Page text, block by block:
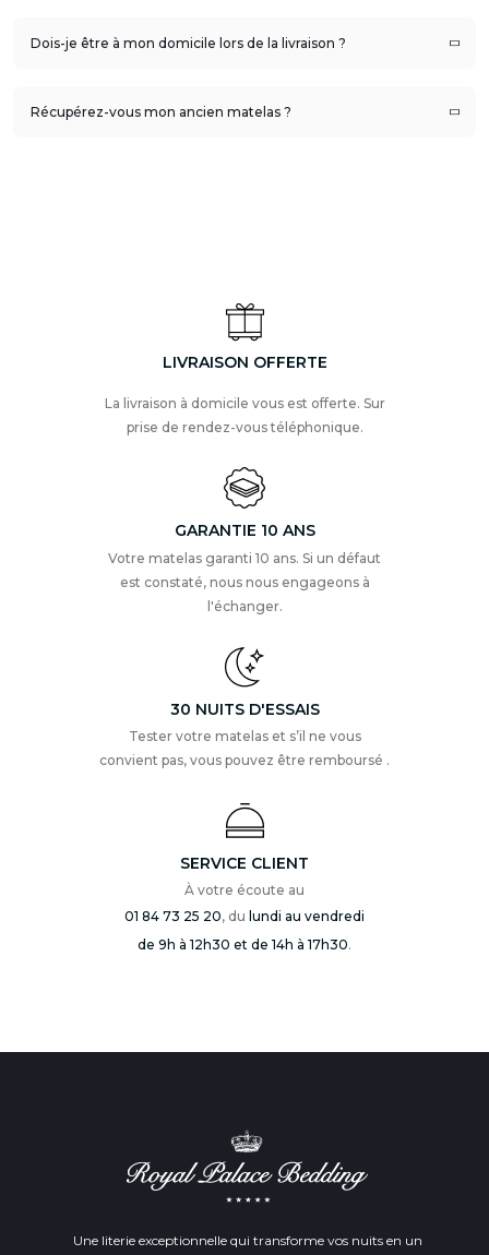
Dois-je être à mon domicile lors de la livraison ?
Récupérez-vous mon ancien matelas ?
LIVRAISON OFFERTE
La livraison à domicile vous est offerte. Sur
prise de rendez-vous téléphonique.
GARANTIE 10 ANS
Votre matelas garanti 10 ans. Si un défaut
est constaté, nous nous engageons à
l'échanger.
30 NUITS D'ESSAIS
Tester votre matelas et s’il ne vous
convient pas, vous pouvez être remboursé .
SERVICE CLIENT
À votre écoute au
01 84 73 25 20, du lundi au vendredi
de 9h à 12h30 et de 14h à 17h30.
Une literie exceptionnelle qui transforme vos nuits en un